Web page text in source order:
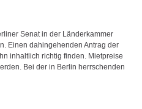
Senat in der Länderkammer
Einen dahingehenden Antrag der
inhaltlich richtig finden. Mietpreise
Bei der in Berlin herrschenden